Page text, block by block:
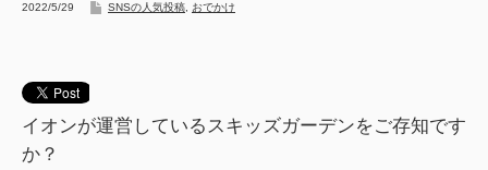
2022/5/29 SNSの人気投稿 おでかけ
イオンが運営しているスキッズガーデンをご存知です
か？